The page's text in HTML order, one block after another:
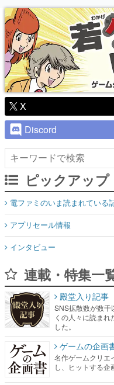
り】
X
Discord
ピックアップ
電ファミのいま読まれている
アプリセール情報
インタビュー
連載・特集一
殿堂入り記事
SNS拡散数が数千
くの人々に読まれ
した。
ゲームの企画
名作ゲームクリエ
し、ヒットする企